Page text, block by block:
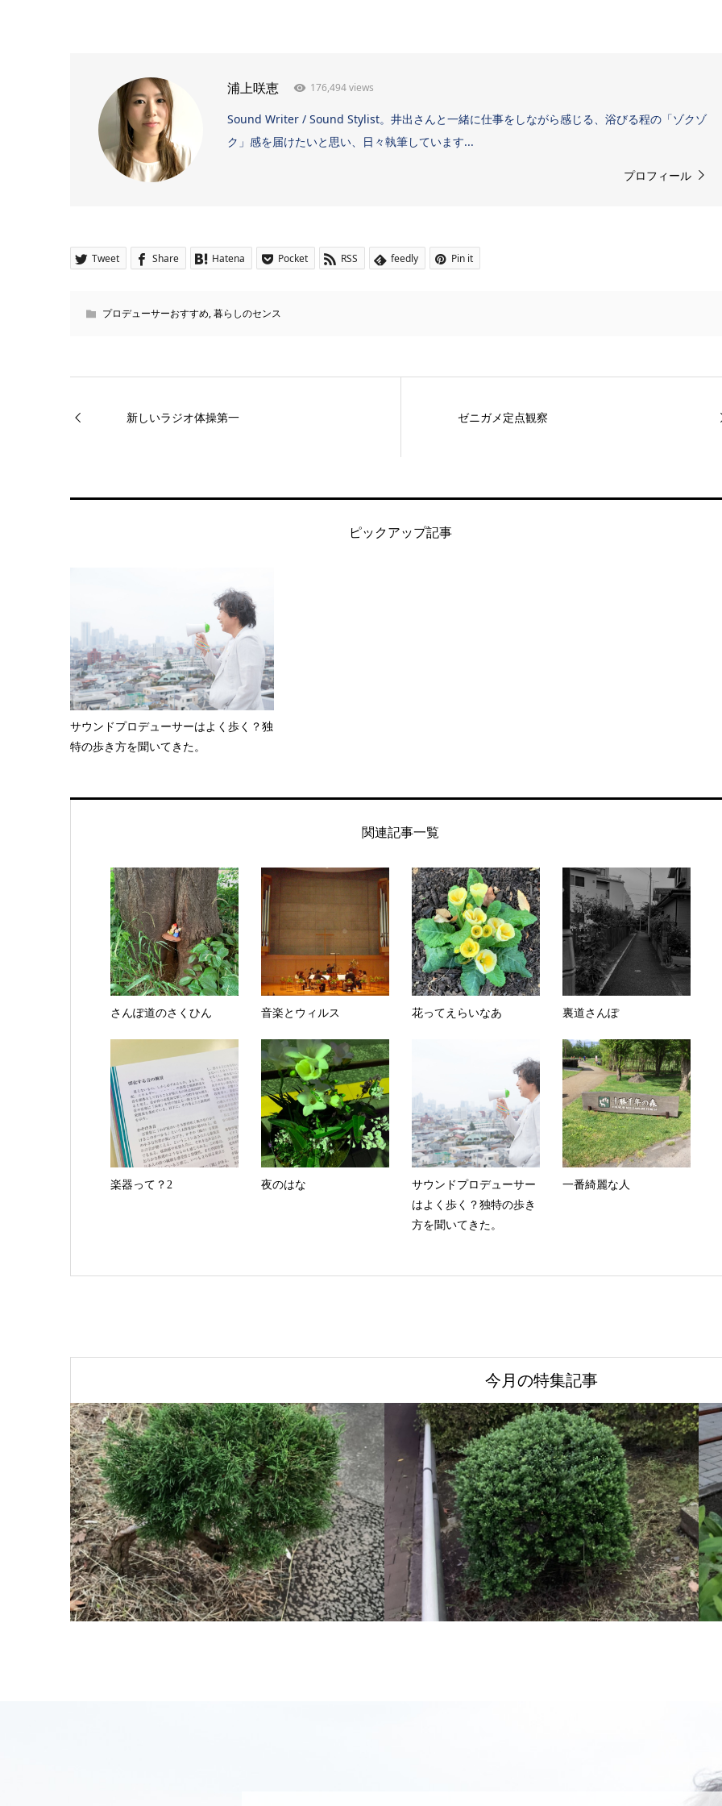
浦上咲恵 176,494 views
Sound Writer / Sound Stylist。井出さんと一緒に仕事をしながら感じる、浴びる程の「ゾクゾ
ク」感を届けたいと思い、日々執筆しています...
プロフィール
Tweet Share Hatena Pocket RSS feedly Pin it
プロデューサーおすすめ,暮らしのセンス
新しいラジオ体操第一 ゼニガメ定点観察
ピックアップ記事
サウンドプロデューサーはよく歩く？独
特の歩き方を聞いてきた。
関連記事一覧
さんぽ道のさくひん 音楽とウィルス 花ってえらいなあ 裏道さんぽ
楽器って？2 夜のはな
サウンドプロデューサー
はよく歩く？独特の歩き
方を聞いてきた。
一番綺麗な人
今月の特集記事